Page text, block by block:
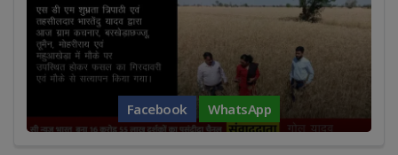
Facebook WhatsApp